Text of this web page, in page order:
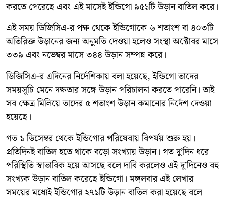
করতে পেরেছে এবং এই মাসেই ইন্ডিগো ৯৫১টি উড়ান বাতিল করে।
এই সময় ডিজিসিএ-র পক্ষ থেকে ইন্ডিগোকে ৬ শতাংশ বা ৪০৩টি
অতিরিক্ত উড়ানের জন্য অনুমতি দেওয়া হলেও সংস্থা অক্টোবর মাসে
৩৩৯ এবং নভেম্বর মাসে ৩৪৪ উড়ান সম্পন্ন করে।
ডিজিসিএ-র এদিনের নির্দেশিকায় বলা হয়েছে, ইন্ডিগো তাদের
সময়সূচি মেনে দক্ষতার সঙ্গে উড়ান পরিচালনা করতে পারেনি। তাই
সব ক্ষেত্র মিলিয়ে তাদের ৫ শতাংশ উড়ান কমানোর নির্দেশ দেওয়া
হয়েছে।
গত ১ ডিসেম্বর থেকে ইন্ডিগোর পরিষেবায় বিপর্যয় শুরু হয়।
প্রতিদিনই বাতিল হতে থাকে বড়ো সংখ্যায় উড়ান। গত দু’দিন ধরে
পরিস্থিতি স্বাভাবিক হয়ে আসছে বলে দাবি করলেও এই দু’দিনেও বহু
সংখ্যক উড়ান বাতিল করেছে ইন্ডিগো। মঙ্গলবার এই লেখার
সময়ের মধ্যেই ইন্ডিগোর ২৭১টি উড়ান বাতিল করা হয়েছে বলে